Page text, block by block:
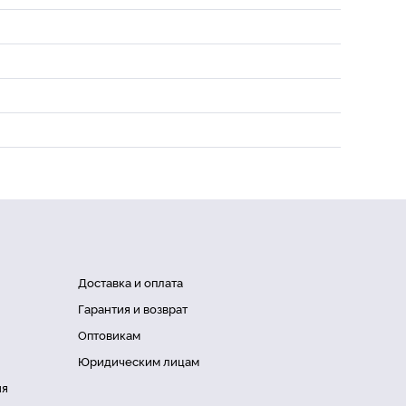
Доставка и оплата
Гарантия и возврат
Оптовикам
Юридическим лицам